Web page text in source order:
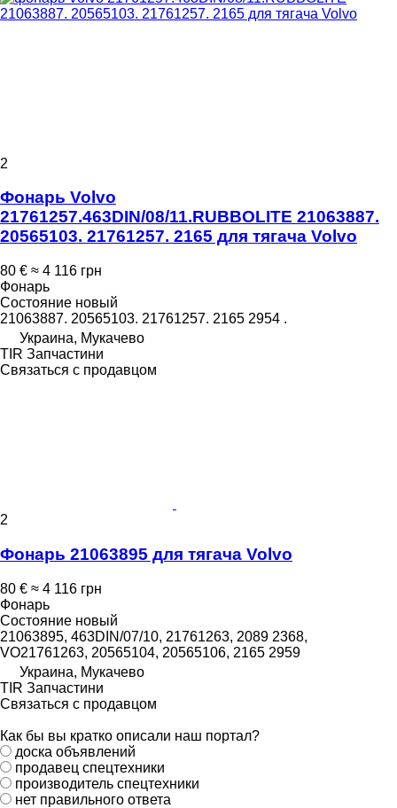
2
Фонарь Volvo
21761257.463DIN/08/11.RUBBOLITE 21063887.
20565103. 21761257. 2165 для тягача Volvo
80 € ≈ 4 116 грн
Фонарь
Состояние новый
21063887. 20565103. 21761257. 2165 2954 .
Украина, Мукачево
TIR Запчастини
Связаться с продавцом
2
Фонарь 21063895 для тягача Volvo
80 € ≈ 4 116 грн
Фонарь
Состояние новый
21063895, 463DIN/07/10, 21761263, 2089 2368,
VO21761263, 20565104, 20565106, 2165 2959
Украина, Мукачево
TIR Запчастини
Связаться с продавцом
Как бы вы кратко описали наш портал?
доска объявлений
продавец спецтехники
производитель спецтехники
нет правильного ответа